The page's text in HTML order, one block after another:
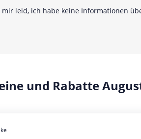
& Elektronik Hotels &
mir leid, ich habe keine Informationen
und Rabatte